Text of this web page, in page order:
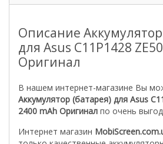
Описание
для Asus C11P1428
Оригинал
В нашем интернет-магазине Вы
Аккумулятор (батарея) для Asus
2400 mAh Оригинал по очень
Интернет магазин